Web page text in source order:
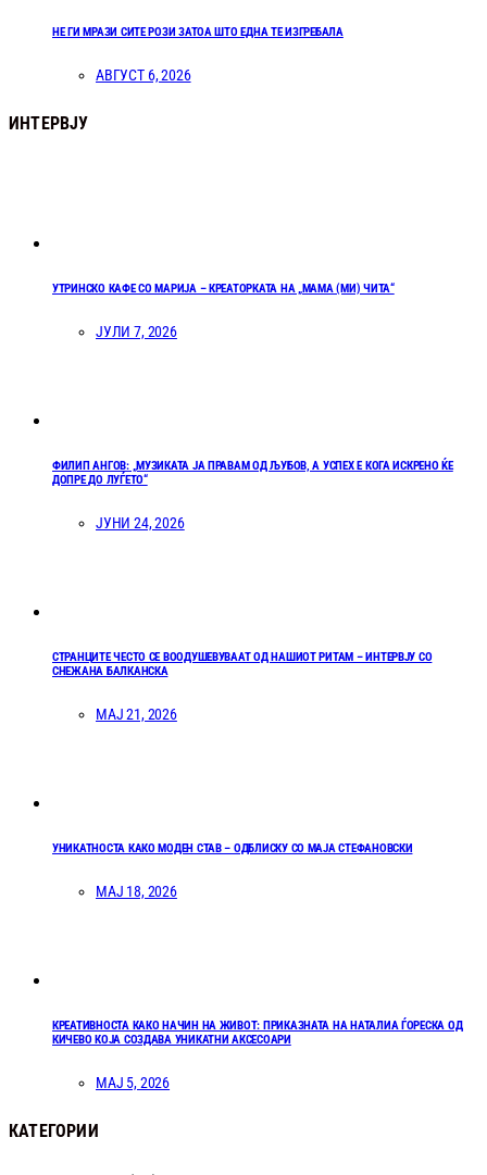
НЕ ГИ МРАЗИ СИТЕ РОЗИ ЗАТОА ШТО ЕДНА ТЕ ИЗГРЕБАЛА
АВГУСТ 6, 2026
ИНТЕРВЈУ
УТРИНСКО КАФЕ СО МАРИЈА – КРЕАТОРКАТА НА „МАМА (МИ) ЧИТА“
ЈУЛИ 7, 2026
ФИЛИП АНГОВ: „МУЗИКАТА ЈА ПРАВАМ ОД ЉУБОВ, А УСПЕХ Е КОГА ИСКРЕНО ЌЕ
ДОПРЕ ДО ЛУЃЕТО“
ЈУНИ 24, 2026
СТРАНЦИТЕ ЧЕСТО СЕ ВООДУШЕВУВААТ ОД НАШИОТ РИТАМ – ИНТЕРВЈУ СО
СНЕЖАНА БАЛКАНСКА
МАЈ 21, 2026
УНИКАТНОСТА КАКО МОДЕН СТАВ – ОДБЛИСКУ СО МАЈА СТЕФАНОВСКИ
МАЈ 18, 2026
КРЕАТИВНОСТА КАКО НАЧИН НА ЖИВОТ: ПРИКАЗНАТА НА НАТАЛИА ЃОРЕСКА ОД
КИЧЕВО КОЈА СОЗДАВА УНИКАТНИ АКСЕСОАРИ
МАЈ 5, 2026
КАТЕГОРИИ